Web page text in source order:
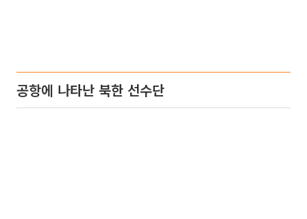
공항에 나타난 북한 선수단